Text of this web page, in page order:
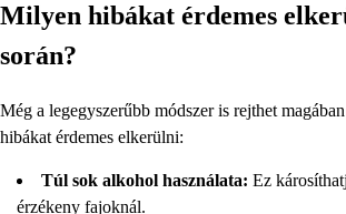
Milyen hibákat érdemes
során?
Még a legegyszerűbb módszer is rejthet
hibákat érdemes elkerülni:
Túl sok alkohol használata: Ez
érzékeny fajoknál.